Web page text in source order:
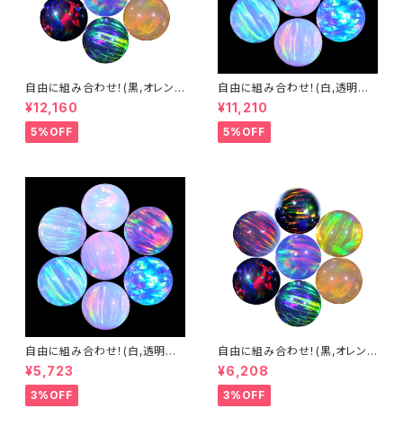
自由に組み合わせ！(黒,オレン
ジ系, #14) 3mm球体10個セッ
ト - 耐熱ガラス / ボロシリケイ
トガラス（COE33）専用 ＊ご注
文時の備考欄に組み合わせ内
¥12,160
5%OFF
自由に組み合わせ！(白,透明系)
3mm球体10個セット - 耐熱ガ
ラス / ボロシリケイトガラス（C
OE33）専用 ＊ご注文時の備考
欄に組み合わせ内容（色と個
¥11,210
5%OFF
自由に組み合わせ！(白,透明系)
3mm球体5個セット - 耐熱ガラ
ス / ボロシリケイトガラス（COE
33）専用 ＊ご注文時の備考欄
に組み合わせ内容（色と個数）を
¥5,723
3%OFF
自由に組み合わせ！(黒,オレン
ジ系, #14) 3mm球体5個セット
- 耐熱ガラス / ボロシリケイトガ
ラス（COE33）専用 ＊ご注文時
の備考欄に組み合わせ内容（色
¥6,208
3%OFF